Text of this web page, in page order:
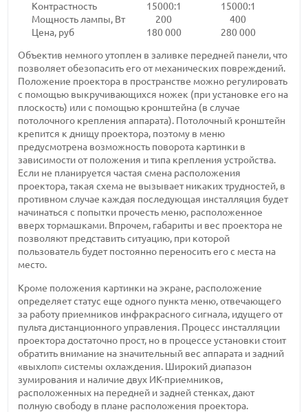
Контрастность
15000:1
15000:1
Мощность лампы, Вт
200
400
Цена, руб
180 000 280 000
Объектив немного утоплен в заливке передней панели, что
позволяет обезопасить его от механических повреждений.
Положение проектора в пространстве можно регулировать
с помощью выкручивающихся ножек (при установке его на
плоскость) или с помощью кронштейна (в случае
потолочного крепления аппарата). Потолочный кронштейн
крепится к днищу проектора, поэтому в меню
предусмотрена возможность поворота картинки в
зависимости от положения и типа крепления устройства.
Если не планируется частая смена расположения
проектора, такая схема не вызывает никаких трудностей, в
противном случае каждая последующая инсталляция будет
начинаться с попытки прочесть меню, расположенное
вверх тормашками. Впрочем, габариты и вес проектора не
позволяют представить ситуацию, при которой
пользователь будет постоянно переносить его с места на
место.
Кроме положения картинки на экране, расположение
определяет статус еще одного пункта меню, отвечающего
за работу приемников инфракрасного сигнала, идущего от
пульта дистанционного управления. Процесс инсталляции
проектора достаточно прост, но в процессе установки стоит
обратить внимание на значительный вес аппарата и задний
«выхлоп» системы охлаждения. Широкий диапазон
зумирования и наличие двух ИК-приемников,
расположенных на передней и задней стенках, дают
полную свободу в плане расположения проектора.